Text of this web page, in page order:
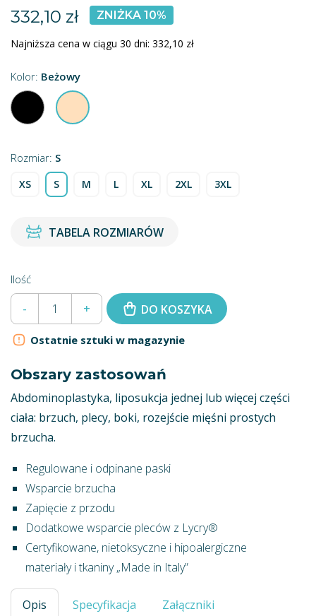
332,10 zł
ZNIŻKA 10%
Najniższa cena w ciągu 30 dni: 332,10 zł
Kolor: Beżowy
Czarny Beżowy
Rozmiar: S
XS S M L XL 2XL 3XL
TABELA ROZMIARÓW
Ilość
- + DO KOSZYKA
Ostatnie sztuki w magazynie
Obszary zastosowań
Abdominoplastyka, liposukcja jednej lub więcej części
ciała: brzuch, plecy, boki, rozejście mięśni prostych
brzucha.
Regulowane i odpinane paski
Wsparcie brzucha
Zapięcie z przodu
Dodatkowe wsparcie pleców z Lycry®
Certyfikowane, nietoksyczne i hipoalergiczne
materiały i tkaniny „Made in Italy”
Opis Specyfikacja Załączniki